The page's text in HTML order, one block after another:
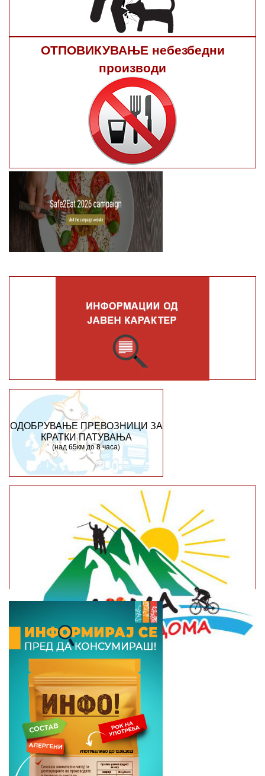
ОТПОВИКУВАЊЕ небезбедни
производи
ОДОБРУВАЊЕ ПРЕВОЗНИЦИ ЗА
КРАТКИ ПАТУВАЊА
(над 65км до 8 часа)